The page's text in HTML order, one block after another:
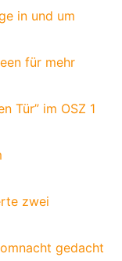
in und um
für mehr
Tür” im OSZ 1
zwei
gedacht